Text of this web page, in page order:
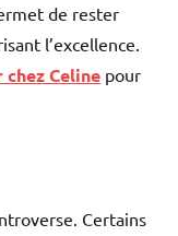
de rester
l’excellence.
Celine pour
Certains